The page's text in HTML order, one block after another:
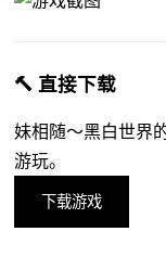
🔨 直接下载
妹相随～黑白世界
游玩。
下载游戏